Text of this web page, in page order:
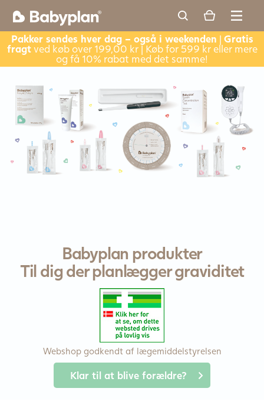
Pakker sendes hver dag – også i weekenden | Gratis
fragtved køb over 199,00 kr | Køb for 599 kr eller mere
og få 10% rabat med det samme!
Babyplan produkter
Til dig der planlægger graviditet
Webshop godkendt af lægemiddelstyrelsen
Klar til at blive forældre?